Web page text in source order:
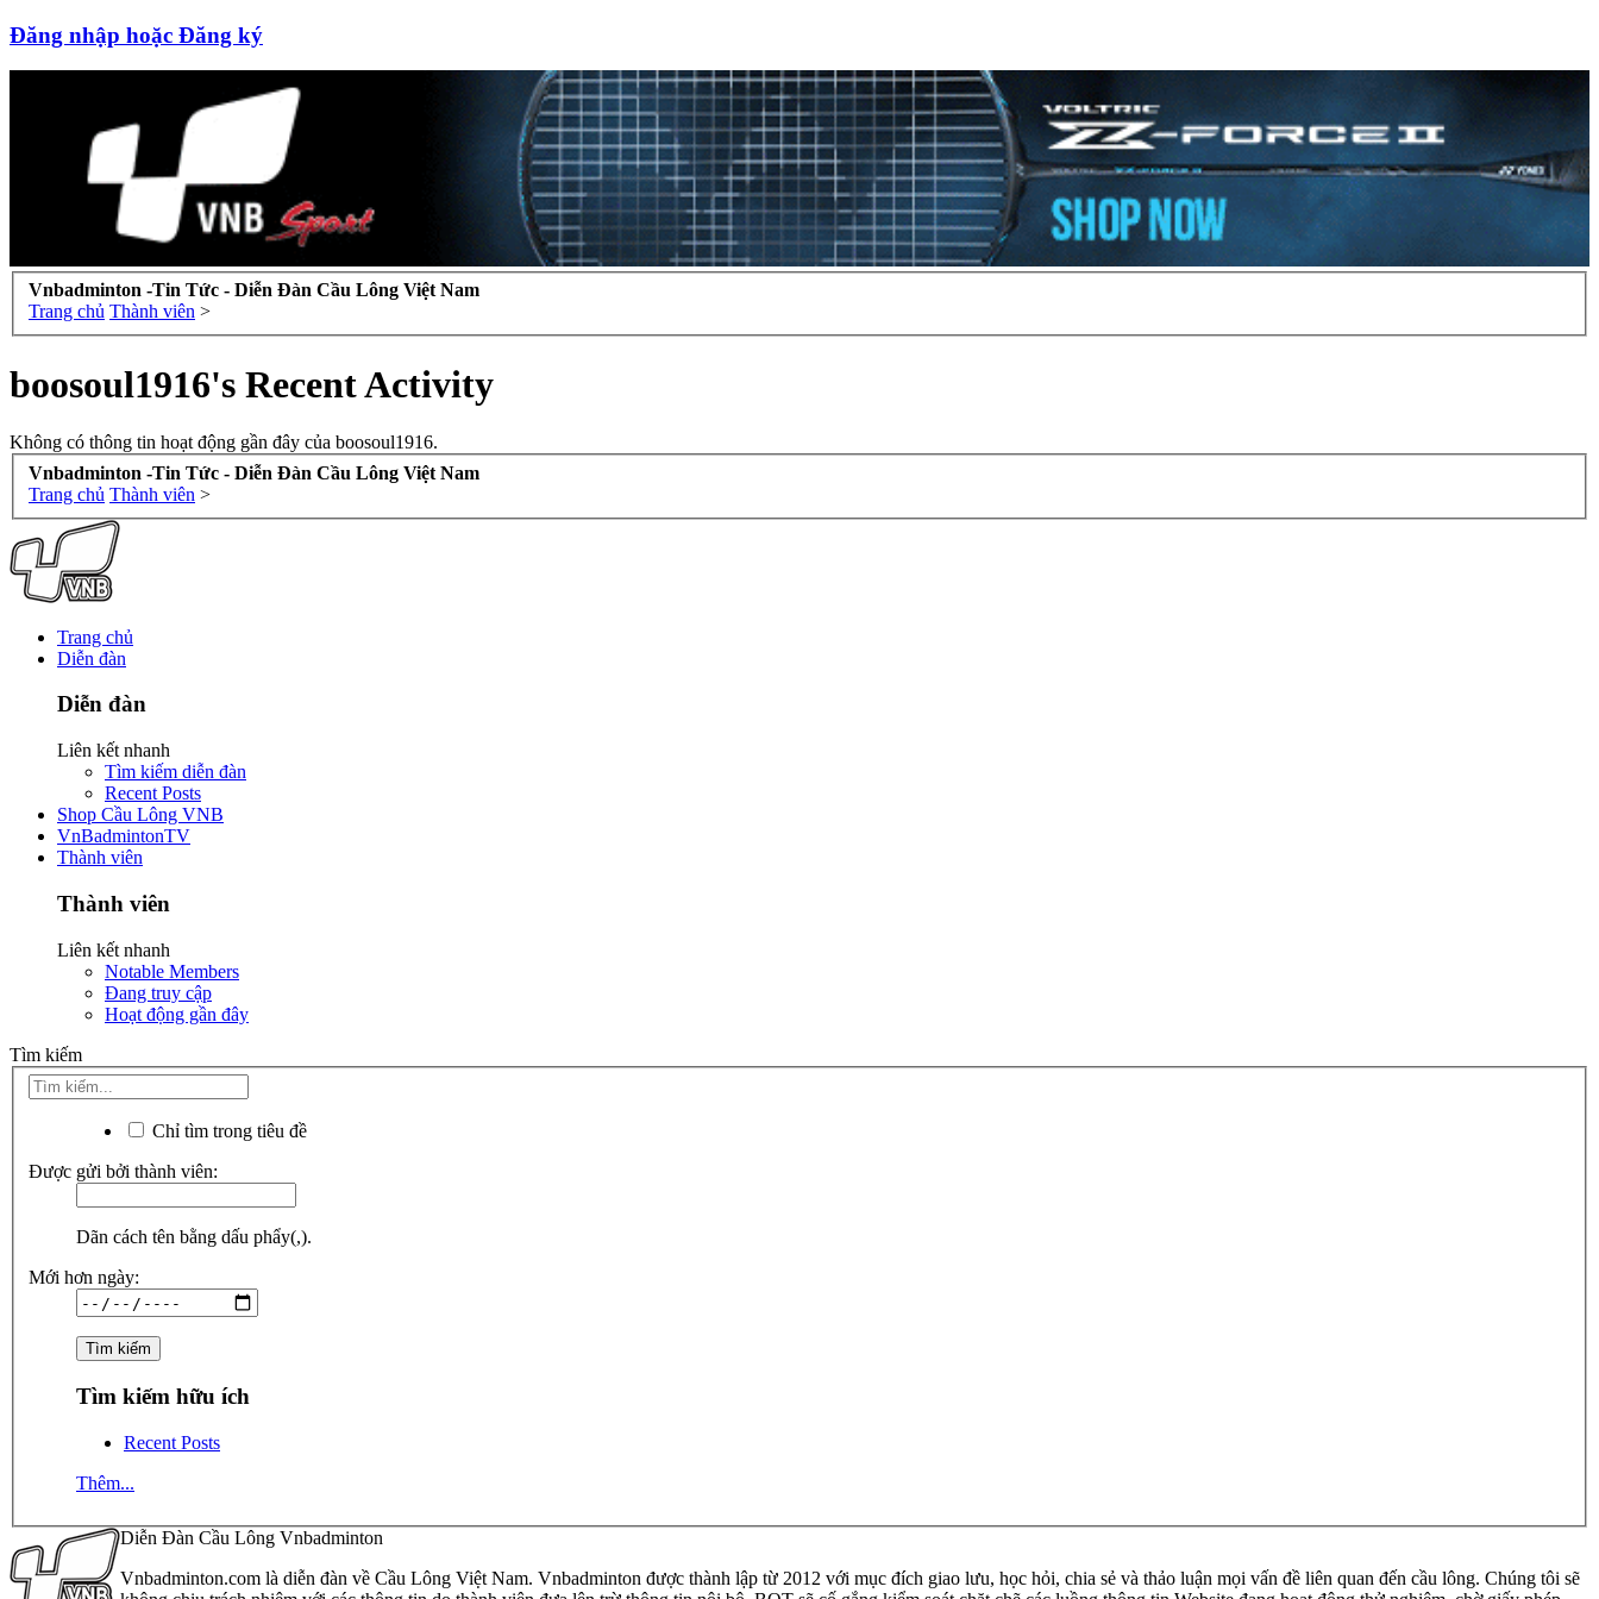
Đăng nhập hoặc Đăng ký
Vnbadminton -Tin Tức - Diễn Đàn Cầu Lông Việt Nam
Trang chủ Thành viên >
boosoul1916's Recent Activity
Không có thông tin hoạt động gần đây của boosoul1916.
Vnbadminton -Tin Tức - Diễn Đàn Cầu Lông Việt Nam
Trang chủ Thành viên >
Trang chủ
Diễn đàn
Diễn đàn
Liên kết nhanh
Tìm kiếm diễn đàn
Recent Posts
Shop Cầu Lông VNB
VnBadmintonTV
Thành viên
Thành viên
Liên kết nhanh
Notable Members
Đang truy cập
Hoạt động gần đây
Tìm kiếm
Chỉ tìm trong tiêu đề
Được gửi bởi thành viên:
Dãn cách tên bằng dấu phẩy(,).
Mới hơn ngày:
Tìm kiếm hữu ích
Recent Posts
Thêm...
Diễn Đàn Cầu Lông Vnbadminton
Vnbadminton.com là diễn đàn về Cầu Lông Việt Nam. Vnbadminton được thành lập từ 2012 với mục đích giao lưu, học hỏi, chia sẻ và thảo luận mọi vấn đề liên quan đến cầu lông. Chúng tôi sẽ